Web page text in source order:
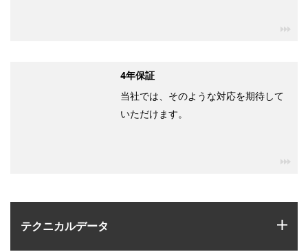
テクニカルデータ
4年保証
当社では、そのような対応を期待して
いただけます。